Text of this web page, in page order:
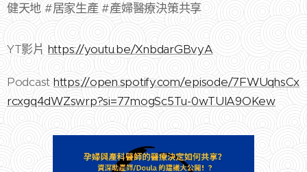
健天地 #居家生產 #產婦醫療決策共享
YT影片 https://youtu.be/XnbdarGBvyA
Podcast https://open.spotify.com/episode/7FWUqhsCx
rcxgq4dWZswrp?si=77mogSc5Tu-0wTUIA9OKew